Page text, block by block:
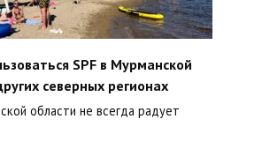
SPF в Мурманской
северных регионах
области не всегда радует